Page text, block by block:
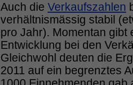
Auch die Verkaufszahlen
verhältnismässig stabil
pro Jahr). Momentan gibt
Entwicklung bei den
Gleichwohl deuten die
2011 auf ein begrenztes